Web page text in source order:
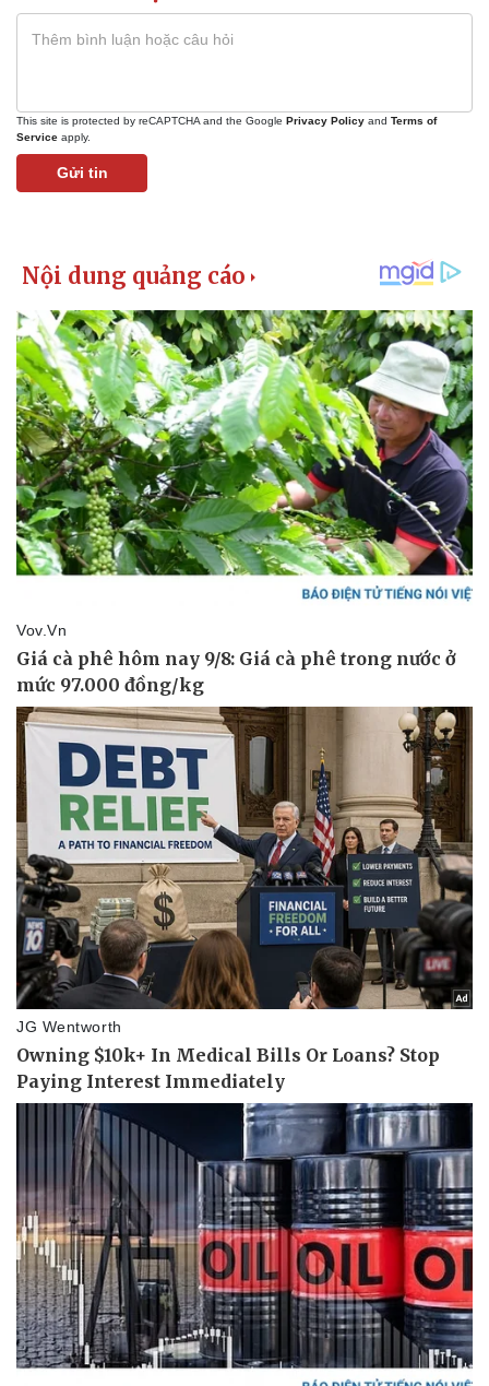
This site is protected by reCAPTCHA and the Google Privacy Policy and Terms of
Service apply.
Gửi tin